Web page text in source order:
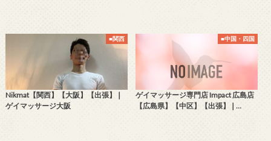
■関西
Nikmat【関西】【大阪】【出張】❘
ゲイマッサージ大阪
■中国・四国
ゲイマッサージ専門店 Impact 広島店
【広島県】【中区】【出張】❘…